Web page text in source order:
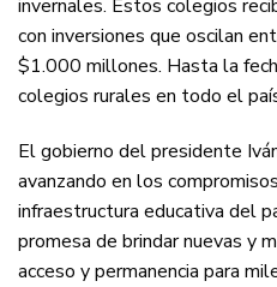
invernales. Estos colegios
con inversiones que oscilan
$1.000 millones. Hasta la
colegios rurales en todo el
El gobierno del presidente
avanzando en los
infraestructura educativa del
promesa de brindar nuevas y
acceso y permanencia para